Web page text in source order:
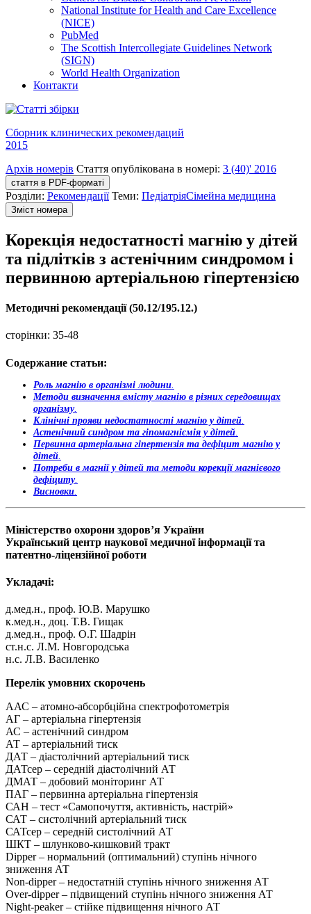
National Institute for Health and Care Excellence
(NICE)
PubMed
The Scottish Intercollegiate Guidelines Network
(SIGN)
World Health Organization
Контакти
Сборник клинических рекомендаций
2015
Архів номерів Стаття опублікована в номері: 3 (40)' 2016
стаття в PDF-форматі
Розділи: Рекомендації Теми: ПедіатріяСімейна медицина
Зміст номера
Корекція недостатності магнію у дітей
та підлітків з астенічним синдромом і
первинною артеріальною гіпертензією
Методичні рекомендації (50.12/195.12.)
сторінки: 35-48
Содержание статьи:
Роль магнію в організмі людини
Методи визначення вмісту магнію в різних середовищах
організму.
Клінічні прояви недостатності магнію у дітей
Астенічний синдром та гіпомагніємія у дітей
Первинна артеріальна гіпертензія та дефіцит магнію у
дітей
Потреби в магнії у дітей та методи корекції магнієвого
дефіциту.
Висновки
Міністерство охорони здоров’я України
Український центр наукової медичної інформації та
патентно-ліцензійної роботи
Укладачі:
д.мед.н., проф. Ю.В. Марушко
к.мед.н., доц. Т.В. Гищак
д.мед.н., проф. О.Г. Шадрін
ст.н.с. Л.М. Новгородська
н.с. Л.В. Василенко
Перелік умовних скорочень
ААС – атомно-абсорбційна спектрофотометрія
АГ – артеріальна гіпертензія
АС – астенічний синдром
АТ – артеріальний тиск
ДАТ – діастолічний артеріальний тиск
ДАТсер – середній діастолічний АТ
ДМАТ – добовий моніторинг АТ
ПАГ – первинна артеріальна гіпертензія
САН – тест «Самопочуття, активність, настрій»
САТ – систолічний артеріальний тиск
САТсер – середній систолічний АТ
ШКТ – шлунково-кишковий тракт
Dipper – нормальний (оптимальний) ступінь нічного
зниження АТ
Non-dipper – недостатній ступінь нічного зниження АТ
Over-dipper – підвищений ступінь нічного зниження АТ
Night-peaker – стійке підвищення нічного АТ